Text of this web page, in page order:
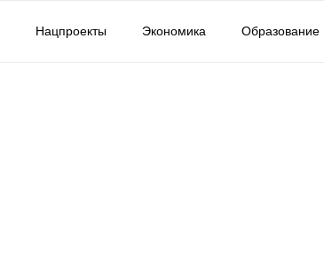
Нацпроекты Экономика Образование